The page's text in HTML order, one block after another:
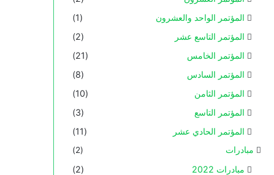
المؤتمر الواحد والعشرون
(1)
المؤتمر التاسع عشر
(2)
المؤتمر الخامس
(21)
المؤتمر السادس
(8)
المؤتمر الثامن
(10)
المؤتمر التاسع
(3)
المؤتمر الحادي عشر
(11)
مبادرات (2)
مبادرات 2022 (2)